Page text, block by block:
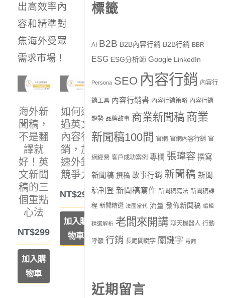
出高效率內
容和精準對
焦海外受眾
需求市場！
海外新
聞稿，
不是翻
譯就
好！英
文新聞
稿的三
個重點
心法
NT$299
加入購
物車
如何透
過英文
內容行
銷，加
速外銷
競爭力
NT$299
加入購
物車
標籤
AI B2B B2B內容行銷 B2B行銷 BBR
ESG ESG分析師 Google LinkedIn
Persona SEO 內容行銷 內容行
銷工具 內容行銷書 內容行銷策略 內容行銷
趨勢 品牌故事 商業新聞稿 商業
新聞稿100問 官網 官網內容行銷 官
網經營 客戶成功案例 專欄 張瑋容 撰寫
新聞稿 撰稿 故事行銷 新聞稿 新聞
稿刊登 新聞稿寫作 新聞稿寫法 新聞稿課
程 新聞精選 法國當代 流量 發佈新聞稿 編輯
精選解析 老闆來開講 聊天機器人 行動
呼籲 行銷 長尾關鍵字 關鍵字 電商
近期留言